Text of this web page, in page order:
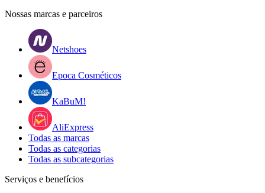
Nossas marcas e parceiros
Netshoes
Epoca Cosméticos
KaBuM!
AliExpress
Todas as marcas
Todas as categorias
Todas as subcategorias
Serviços e benefícios